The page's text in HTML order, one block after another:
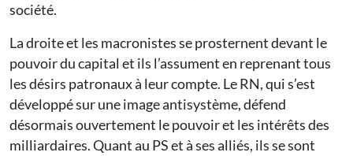
société.
La droite et les macronistes se prosternent devant le
pouvoir du capital et ils l’assument en reprenant tous
les désirs patronaux à leur compte. Le RN, qui s’est
développé sur une image antisystème, défend
désormais ouvertement le pouvoir et les intérêts des
milliardaires. Quant au PS et à ses alliés, ils se sont